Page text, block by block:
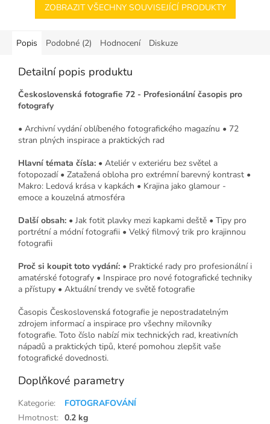
ZOBRAZIT VŠECHNY SOUVISEJÍCÍ PRODUKTY
Popis Podobné (2) Hodnocení Diskuze
Detailní popis produktu
Československá fotografie 72 - Profesionální časopis pro
fotografy
• Archivní vydání oblíbeného fotografického magazínu • 72
stran plných inspirace a praktických rad
Hlavní témata čísla: • Ateliér v exteriéru bez světel a
fotopozadí • Zatažená obloha pro extrémní barevný kontrast •
Makro: Ledová krása v kapkách • Krajina jako glamour -
emoce a kouzelná atmosféra
Další obsah: • Jak fotit plavky mezi kapkami deště • Tipy pro
portrétní a módní fotografii • Velký filmový trik pro krajinnou
fotografii
Proč si koupit toto vydání: • Praktické rady pro profesionální i
amatérské fotografy • Inspirace pro nové fotografické techniky
a přístupy • Aktuální trendy ve světě fotografie
Časopis Československá fotografie je nepostradatelným
zdrojem informací a inspirace pro všechny milovníky
fotografie. Toto číslo nabízí mix technických rad, kreativních
nápadů a praktických tipů, které pomohou zlepšit vaše
fotografické dovednosti.
Doplňkové parametry
Kategorie:
FOTOGRAFOVÁNÍ
Hmotnost: 0.2 kg